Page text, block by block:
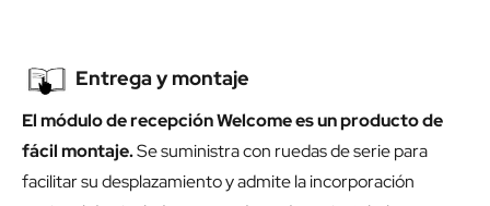
Entrega y montaje
El módulo de recepción Welcome es un producto de
fácil montaje.Se suministra con ruedas de serie para
facilitar su desplazamiento y admite la incorporación